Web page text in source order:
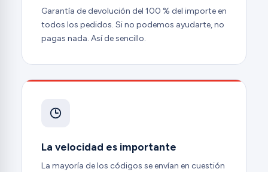
Garantía de devolución del 100 % del importe en
todos los pedidos. Si no podemos ayudarte, no
pagas nada. Así de sencillo.
La velocidad es importante
La mayoría de los códigos se envían en cuestión